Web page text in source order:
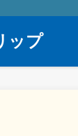
ップ